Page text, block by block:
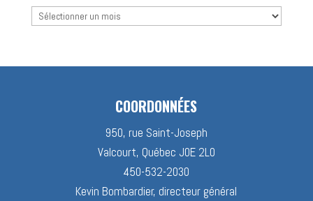
Archive
COORDONNÉES
950, rue Saint-Joseph
Valcourt, Québec J0E 2L0
450-532-2030
Kevin Bombardier, directeur général